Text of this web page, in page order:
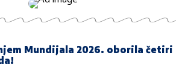
Mundijala 2026. oborila četiri